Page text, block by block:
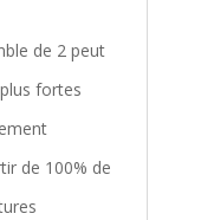
de 2 peut
fortes
de 100% de